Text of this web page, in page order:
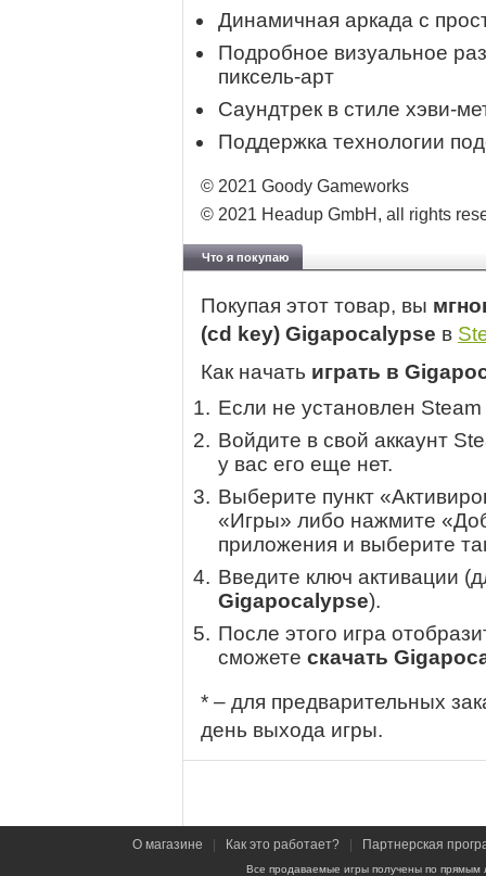
Динамичная аркада с
Подробное визуальное
пиксель-арт
Саундтрек в стиле хэви-
Поддержка технологии
© 2021 Goody Gameworks
© 2021 Headup GmbH, all rights
Что я покупаю
Покупая этот товар, вы
(cd key) Gigapocalypse в
Как начать играть в
Если не установлен
Войдите в свой аккаунт
у вас его еще нет.
Выберите пункт
«Игры» либо нажмите
приложения и выберите
Введите ключ активации
Gigapocalypse).
После этого игра
сможете скачать
* – для предварительных
день выхода игры.
О магазине Как это работает? Партнерская
Все продаваемые игры получены по